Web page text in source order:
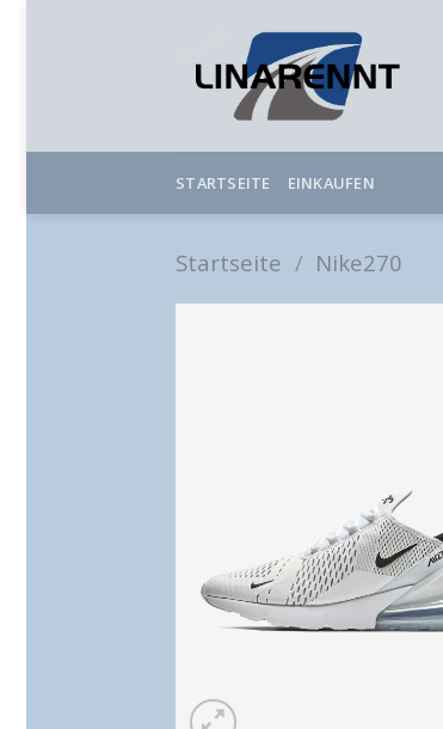
STARTSEITE EINKAUFEN
Startseite / Nike270